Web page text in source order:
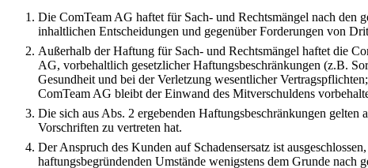
Die ComTeam AG haftet für Sach- und Rechtsmängel nach
inhaltlichen Entscheidungen und gegenüber Forderungen von
Außerhalb der Haftung für Sach- und Rechtsmängel haftet die
AG, vorbehaltlich gesetzlicher Haftungsbeschränkungen (z.B.
Gesundheit und bei der Verletzung wesentlicher
ComTeam AG bleibt der Einwand des Mitverschuldens
Die sich aus Abs. 2 ergebenden Haftungsbeschränkungen
Vorschriften zu vertreten hat.
Der Anspruch des Kunden auf Schadensersatz ist
haftungsbegründenden Umstände wenigstens dem Grunde